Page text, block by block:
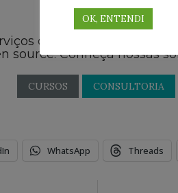
de Consultoria,
source. Conheça nossas
CURSOS CONSULTORIA
WhatsApp Threads
OK, ENTENDI